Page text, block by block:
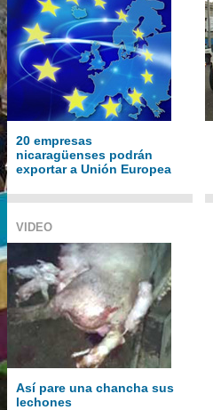
20 empresas
nicaragüenses podrán
exportar a Unión Europea
VIDEO
Así pare una chancha sus
lechones